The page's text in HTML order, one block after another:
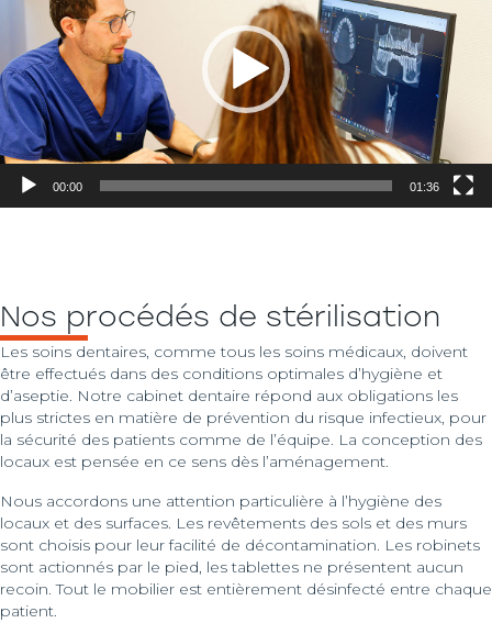
00:00 01:36
Nos procédés de stérilisation
Les soins dentaires, comme tous les soins médicaux, doivent
être effectués dans des conditions optimales d’hygiène et
d’aseptie. Notre cabinet dentaire répond aux obligations les
plus strictes en matière de prévention du risque infectieux, pour
la sécurité des patients comme de l’équipe. La conception des
locaux est pensée en ce sens dès l’aménagement.
Nous accordons une attention particulière à l’hygiène des
locaux et des surfaces. Les revêtements des sols et des murs
sont choisis pour leur facilité de décontamination. Les robinets
sont actionnés par le pied, les tablettes ne présentent aucun
recoin. Tout le mobilier est entièrement désinfecté entre chaque
patient.